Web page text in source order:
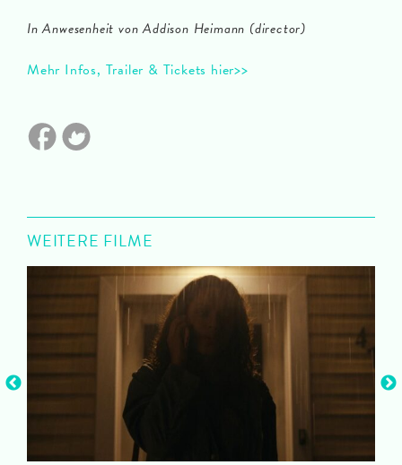
In Anwesenheit von Addison Heimann (director)
Mehr Infos, Trailer & Tickets hier>>
WEITERE FILME